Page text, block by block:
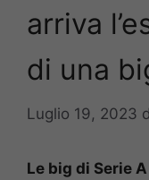
arriva
di una
Luglio 19, 2023
Le big di Serie